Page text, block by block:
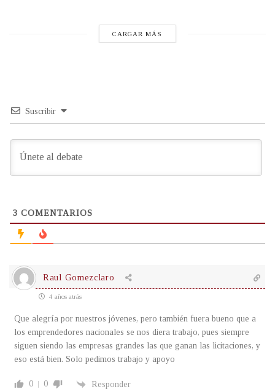
CARGAR MÁS
Suscribir
3 COMENTARIOS
Raul Gomezclaro
4 años atrás
Que alegría por nuestros jóvenes, pero también fuera bueno que a
los emprendedores nacionales se nos diera trabajo, pues siempre
siguen siendo las empresas grandes las que ganan las licitaciones, y
eso está bien. Solo pedimos trabajo y apoyo
0 0 Responder